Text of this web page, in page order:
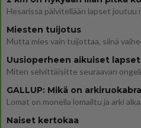
Miesten tuijotus
GALLUP: Mikä on
Naiset kertokaa